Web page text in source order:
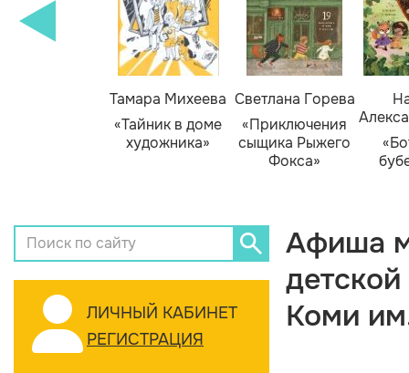
Тамара Михеева
«Тайник в доме
художника»
Светлана Горева
«Приключения
сыщика Рыжего
Фокса»
ЛИЧНЫЙ КАБИНЕТ
РЕГИСТРАЦИЯ
Афиша
Коми